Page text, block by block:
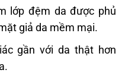
lớp đệm da được phủ
giả da mềm mại.
gần với da thật hơn